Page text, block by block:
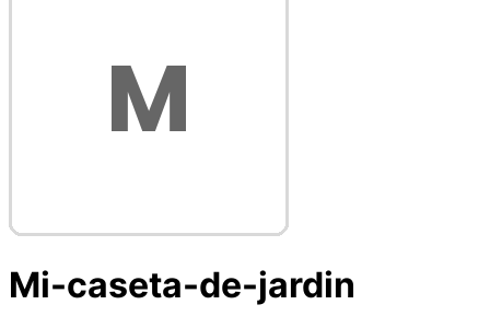
Mi-caseta-de-jardin